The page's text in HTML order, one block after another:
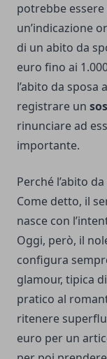
potrebbe
un’indicazione
di un abito da
euro fino ai
l’abito da sposa
registrare un
rinunciare ad
importante.
Perché l’abito
Come detto, il
nasce con
Oggi, però, il
configura
glamour, tipica
pratico al
ritenere
euro per un